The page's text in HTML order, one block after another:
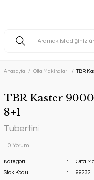
Anasayfa Olta Makinaları TBR
TBR Kaster
8+1
Tubertini
0 Yorum
Kategori Olta
Stok Kodu
99232